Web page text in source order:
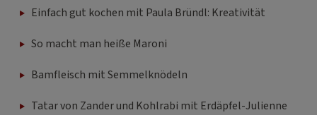
Einfach gut kochen mit Paula Bründl: Kreativität
So macht man heiße Maroni
Bamfleisch mit Semmelknödeln
Tatar von Zander und Kohlrabi mit Erdäpfel-Julienne